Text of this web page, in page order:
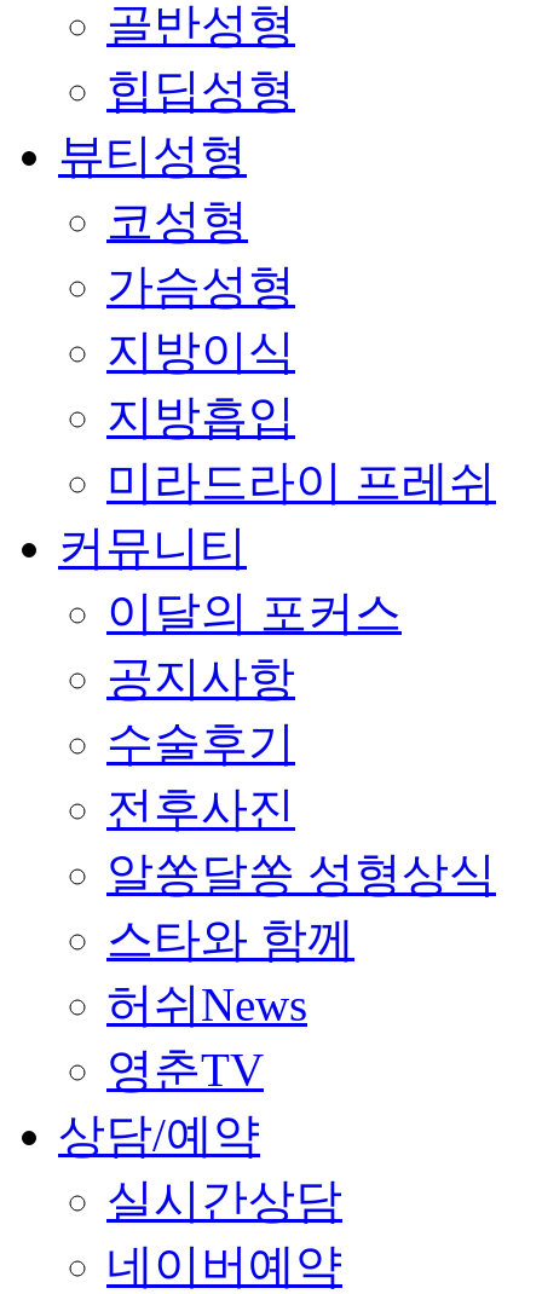
골반성형
힙딥성형
뷰티성형
코성형
가슴성형
지방이식
지방흡입
미라드라이 프레쉬
커뮤니티
이달의 포커스
공지사항
수술후기
전후사진
알쏭달쏭 성형상식
스타와 함께
허쉬News
영춘TV
상담/예약
실시간상담
네이버예약